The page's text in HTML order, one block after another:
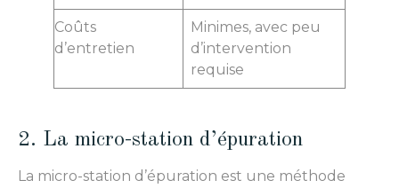
Coûts
d’entretien
Minimes, avec peu
d’intervention
requise
2. La micro-station d’épuration
La micro-station d’épuration est une méthode